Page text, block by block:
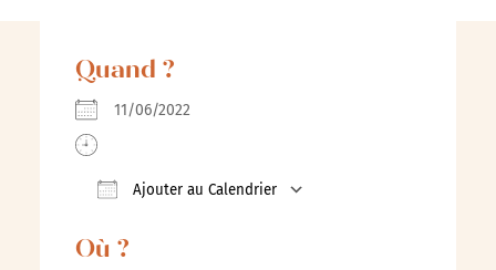
Quand ?
11/06/2022
Ajouter au Calendrier
Où ?